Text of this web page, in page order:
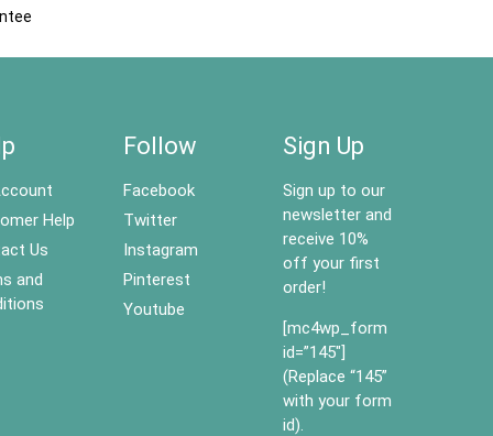
Help
Us
and
Follow
Facebook
Twitter
Instagram
Pinterest
Youtube
Sign Up
Sign up to our
newsletter and
receive 10%
off your first
order!
[mc4wp_form
id=”145″]
(Replace “145”
with your form
id).